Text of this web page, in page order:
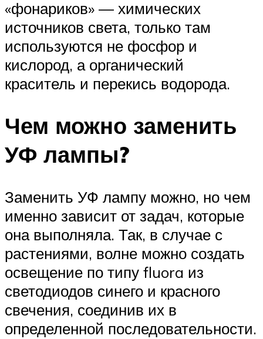
«фонариков» — химических
источников света, только там
используются не фосфор и
кислород, а органический
краситель и перекись водорода.
Чем можно заменить
УФ лампы?
Заменить УФ лампу можно, но чем
именно зависит от задач, которые
она выполняла. Так, в случае с
растениями, волне можно создать
освещение по типу fluora из
светодиодов синего и красного
свечения, соединив их в
определенной последовательности.